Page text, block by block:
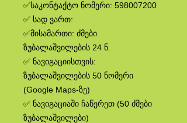
✅საკონტაქტო ნომერი: 598007200
✅ სად ვართ:
✅მისამართი: ძმები
ზუბალაშვილების 24 ნ.
✅ ნავიგაციისთვის:
ზუბალაშვილების 50 ნომერი
(Google Maps-ზე)
✅ ნავიგაციაში ჩაწერეთ (50 ძმები
ზუბალაშვილები)